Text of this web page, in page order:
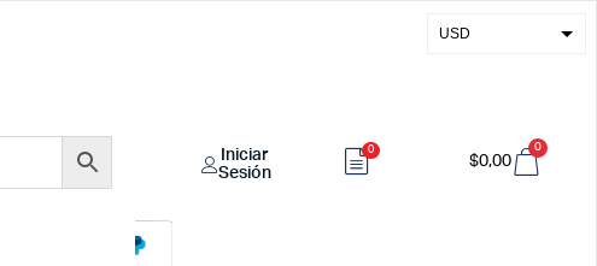
USD
COP
Iniciar
Sesión
0
$0,00
0